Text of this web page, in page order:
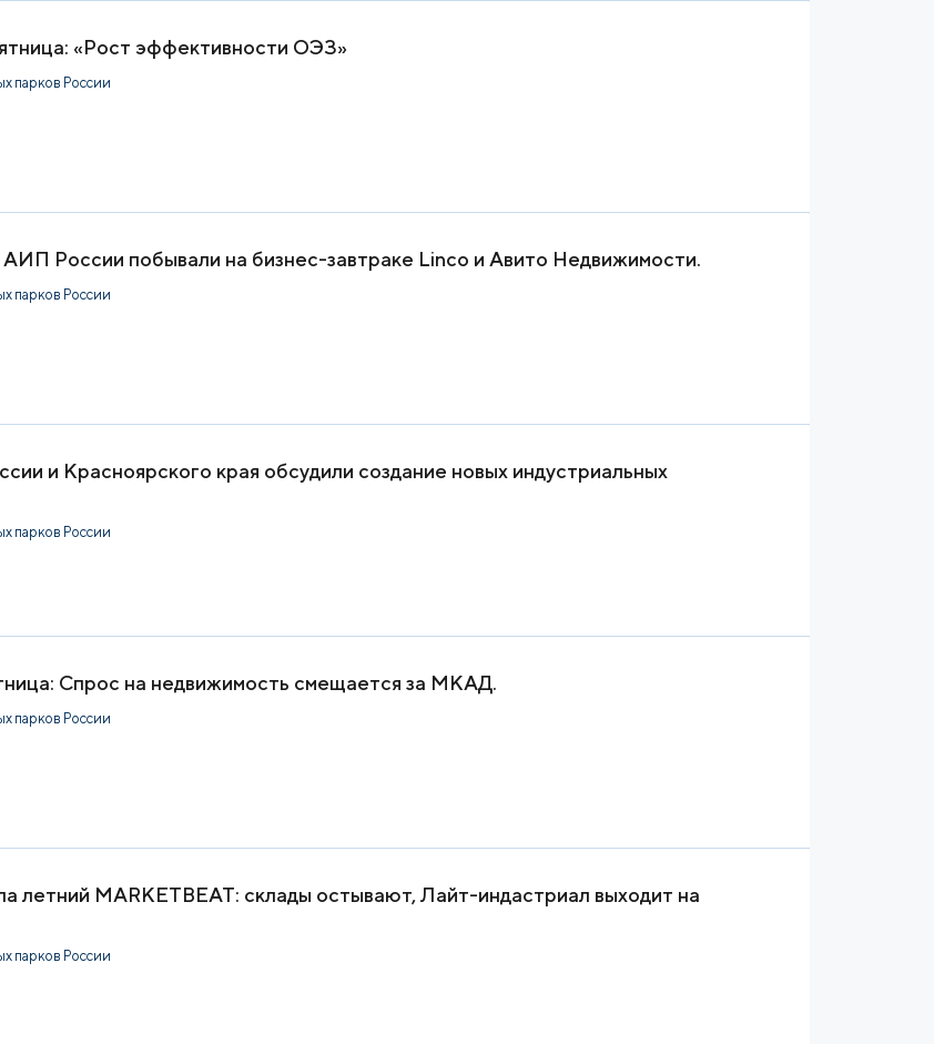
«Рост эффективности ОЭЗ»
парков России
России побывали на бизнес-завтраке Linco и Авито Недвижимости.
парков России
и Красноярского края обсудили создание новых индустриальных
парков России
Спрос на недвижимость смещается за МКАД.
парков России
летний MARKETBEAT: склады остывают, Лайт-индастриал выходит на
парков России